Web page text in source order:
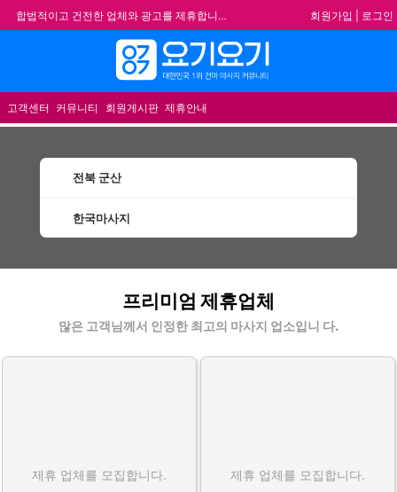
합법적이고 건전한 업체와 광고를 제휴합니다.
★요기요기 설 연휴 휴무 안내★
★ 요기요기 업체회원 안내사항 ★
불건전한 게시글은 삭제 및 회원탈퇴 됩니다.
회원가입 로그인
고객센터 커뮤니티 회원게시판 제휴안내
전북 군산
한국마사지
프리미엄 제휴업체
많은 고객님께서 인정한 최고의 마사지 업소입니 다.
제휴 업체를 모집합니다. 제휴 업체를 모집합니다.